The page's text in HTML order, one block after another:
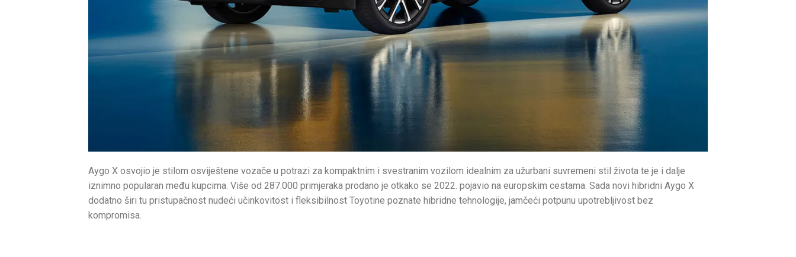
Aygo X osvojio je stilom osviještene vozače u potrazi za kompaktnim i svestranim vozilom idealnim za užurbani suvremeni stil života te je i dalje
iznimno popularan među kupcima. Više od 287.000 primjeraka prodano je otkako se 2022. pojavio na europskim cestama. Sada novi hibridni Aygo X
dodatno širi tu pristupačnost nudeći učinkovitost i fleksibilnost Toyotine poznate hibridne tehnologije, jamčeći potpunu upotrebljivost bez
kompromisa.